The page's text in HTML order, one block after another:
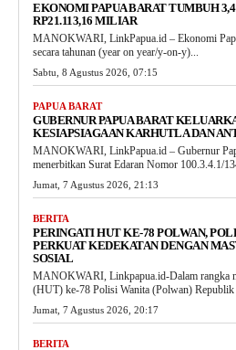
EKONOMI PAPUA BARAT TUMBUH
RP21.113,16 MILIAR
MANOKWARI, LinkPapua.id – Ekonomi
secara tahunan (year on year/y-on-y)...
Sabtu, 8 Agustus 2026, 07:15
PAPUA BARAT
GUBERNUR PAPUA BARAT
KESIAPSIAGAAN KARHUTLA DAN
MANOKWARI, LinkPapua.id – Gubernur
menerbitkan Surat Edaran Nomor 100.3.4.1/
Jumat, 7 Agustus 2026, 21:13
BERITA
PERINGATI HUT KE-78 POLWAN,
PERKUAT KEDEKATAN DENGAN
SOSIAL
MANOKWARI, Linkpapua.id-Dalam rangka
(HUT) ke-78 Polisi Wanita (Polwan) Republik
Jumat, 7 Agustus 2026, 20:17
BERITA